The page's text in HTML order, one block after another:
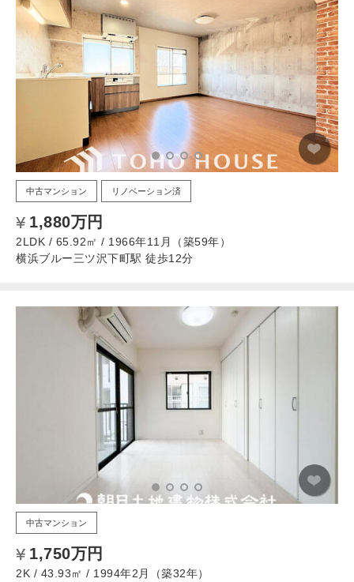
中古マンション リノベーション済
1,880万円
2LDK / 65.92㎡ / 1966年11月（築59年）
横浜ブルー三ツ沢下町駅 徒歩12分
中古マンション
1,750万円
2K / 43.93㎡ / 1994年2月（築32年）